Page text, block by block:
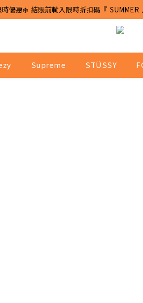
優惠❄️  結賬前輸入限時折扣碼『
Supreme STÜSSY